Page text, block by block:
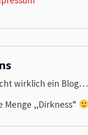
wirklich ein Blog…
Menge „Dirkness“